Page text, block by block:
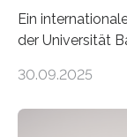
Ein
der Universität
Dadurch ist es
30.09.2025